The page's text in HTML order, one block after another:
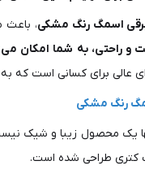
اسمگ رنگ مشکی، باعث
راحتی، به شما امکان
عالی برای کسانی است که
رنگ مشکی
کتری طراحی شده است.